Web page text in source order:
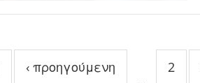
‹ προηγούμενη 2